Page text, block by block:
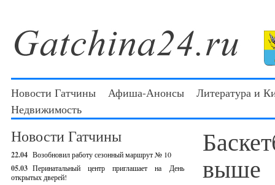
Новости Гатчины Афиша-Анонсы
Литература и
Недвижимость
Новости Гатчины
22.04 Возобновил работу сезонный маршрут № 10
05.03 Перинатальный центр приглашает на День
открытых дверей!
выше